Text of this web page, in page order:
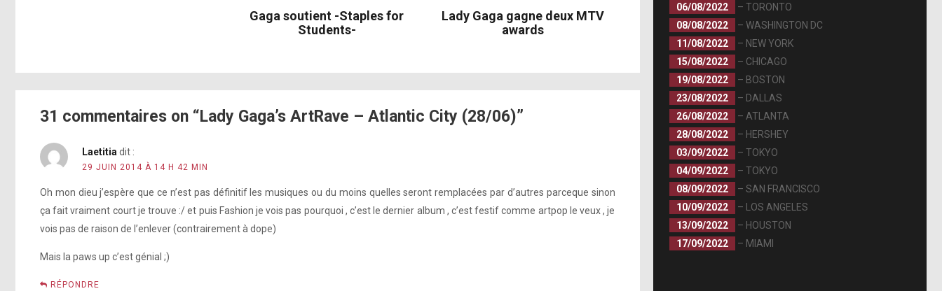
Gaga soutient -Staples for
Students-
Lady Gaga gagne deux MTV
awards
31 commentaires on “Lady Gaga’s ArtRave – Atlantic City (28/06)”
Laetitiadit :
29 JUIN 2014 À 14 H 42 MIN
Oh mon dieu j’espère que ce n’est pas définitif les musiques ou du moins quelles seront remplacées par d’autres parceque sinon
ça fait vraiment court je trouve :/ et puis Fashion je vois pas pourquoi , c’est le dernier album , c’est festif comme artpop le veux , je
vois pas de raison de l’enlever (contrairement à dope)
Mais la paws up c’est génial ;)
RÉPONDRE
06/08/2022
– TORONTO
08/08/2022
– WASHINGTON DC
11/08/2022
– NEW YORK
15/08/2022
– CHICAGO
19/08/2022
– BOSTON
23/08/2022
– DALLAS
26/08/2022
– ATLANTA
28/08/2022
– HERSHEY
03/09/2022
– TOKYO
04/09/2022
– TOKYO
08/09/2022
– SAN FRANCISCO
10/09/2022
– LOS ANGELES
13/09/2022
– HOUSTON
17/09/2022
– MIAMI